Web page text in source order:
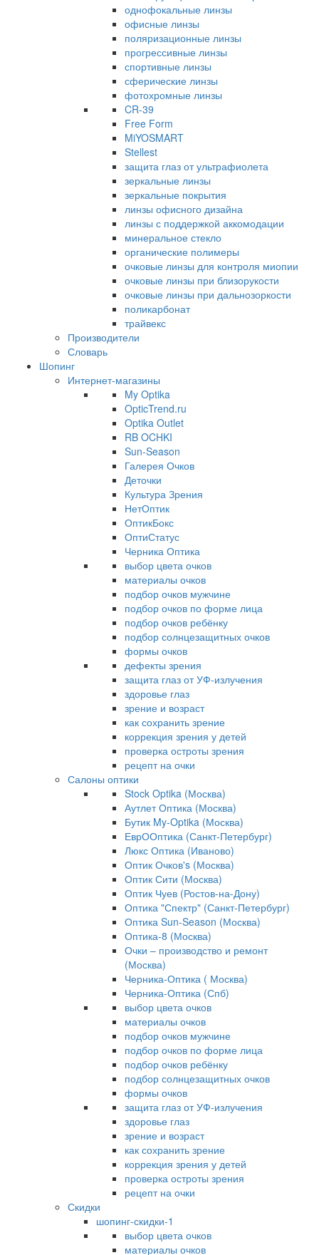
однофокальные линзы
офисные линзы
поляризационные линзы
прогрессивные линзы
спортивные линзы
сферические линзы
фотохромные линзы
CR-39
Free Form
MiYOSMART
Stellest
защита глаз от ультрафиолета
зеркальные линзы
зеркальные покрытия
линзы офисного дизайна
линзы с поддержкой аккомодации
минеральное стекло
органические полимеры
очковые линзы для контроля миопии
очковые линзы при близорукости
очковые линзы при дальнозоркости
поликарбонат
трайвекс
Производители
Словарь
Шопинг
Интернет-магазины
My Optika
OpticTrend.ru
Optika Outlet
RB OCHKI
Sun-Season
Галерея Очков
Деточки
Культура Зрения
НетОптик
ОптикБокс
ОптиСтатус
Черника Оптика
выбор цвета очков
материалы очков
подбор очков мужчине
подбор очков по форме лица
подбор очков ребёнку
подбор солнцезащитных очков
формы очков
дефекты зрения
защита глаз от УФ-излучения
здоровье глаз
зрение и возраст
как сохранить зрение
коррекция зрения у детей
проверка остроты зрения
рецепт на очки
Салоны оптики
Stock Optika (Москва)
Аутлет Оптика (Москва)
Бутик My-Optika (Москва)
ЕврООптика (Санкт-Петербург)
Люкс Оптика (Иваново)
Оптик Очков's (Москва)
Оптик Сити (Москва)
Оптик Чуев (Ростов-на-Дону)
Оптика "Спектр" (Санкт-Петербург)
Оптика Sun-Season (Москва)
Оптика-8 (Москва)
Очки – производство и ремонт
(Москва)
Черника-Оптика ( Москва)
Черника-Оптика (Спб)
выбор цвета очков
материалы очков
подбор очков мужчине
подбор очков по форме лица
подбор очков ребёнку
подбор солнцезащитных очков
формы очков
защита глаз от УФ-излучения
здоровье глаз
зрение и возраст
как сохранить зрение
коррекция зрения у детей
проверка остроты зрения
рецепт на очки
Скидки
шопинг-скидки-1
выбор цвета очков
материалы очков